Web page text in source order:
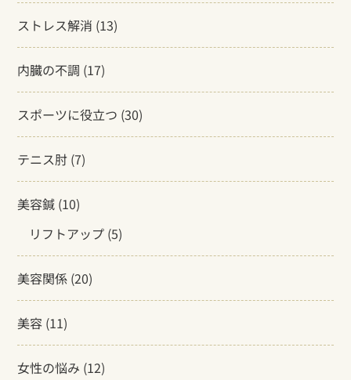
ストレス解消 (13)
内臓の不調 (17)
スポーツに役立つ (30)
テニス肘 (7)
美容鍼 (10)
リフトアップ (5)
美容関係 (20)
美容 (11)
女性の悩み (12)